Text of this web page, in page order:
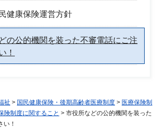
健康保険運営方針
の公的機関を装った不審電話にご注
！
祉 > 国民健康保険・後期高齢者医療制度 > 医療保険制
険制度に関すること > 市役所などの公的機関を装った
い！